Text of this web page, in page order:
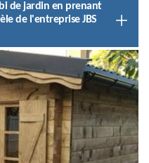
de jardin en prenant
de l'entreprise JBS